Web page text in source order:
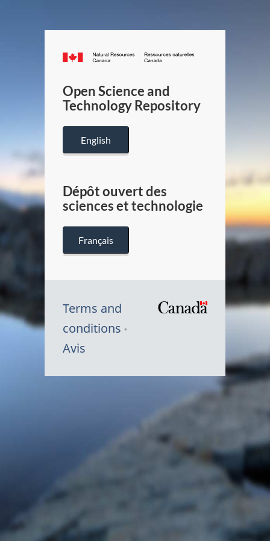
Canada.ca
/
Canada
Open Science and
Technology Repository
English
Dépôt ouvert des
sciences et technologie
Français
Terms and
conditions
Avis
du